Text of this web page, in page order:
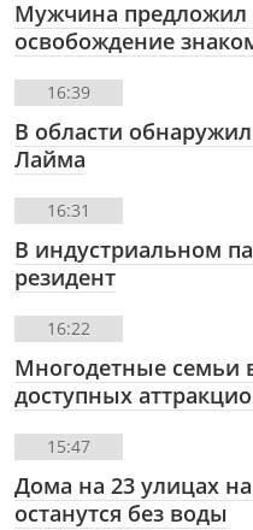
Мужчина предложил
освобождение
16:39
В области
Лайма
16:31
В индустриальном
резидент
16:22
Многодетные семьи
доступных
15:47
Дома на 23 улицах
останутся без воды